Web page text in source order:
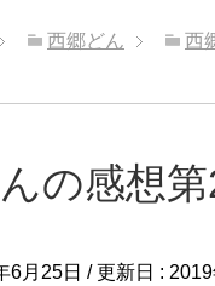
西郷どん 西
の感想第
6月25日 / 更新日 :